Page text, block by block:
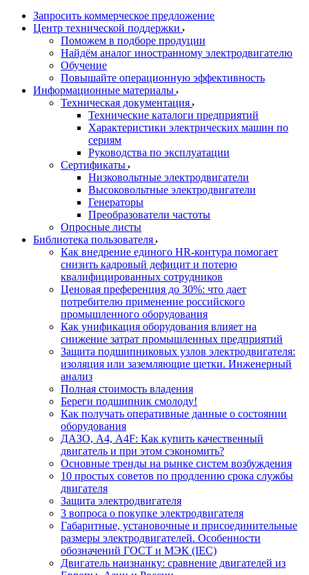
Запросить коммерческое предложение
Центр технической поддержки
Поможем в подборе продуции
Найдём аналог иностранному электродвигателю
Обучение
Повышайте операционную эффективность
Информационные материалы
Техническая документация
Технические каталоги предприятий
Характеристики электрических машин по
сериям
Руководства по эксплуатации
Сертификаты
Низковольтные электродвигатели
Высоковольтные электродвигатели
Генераторы
Преобразователи частоты
Опросные листы
Библиотека пользователя
Как внедрение единого HR-контура помогает
снизить кадровый дефицит и потерю
квалифицированных сотрудников
Ценовая преференция до 30%: что дает
потребителю применение российского
промышленного оборудования
Как унификация оборудования влияет на
снижение затрат промышленных предприятий
Защита подшипниковых узлов электродвигателя:
изоляция или заземляющие щетки. Инженерный
анализ
Полная стоимость владения
Береги подшипник смолоду!
Как получать оперативные данные о состоянии
оборудования
ДАЗО, А4, А4F: Как купить качественный
двигатель и при этом сэкономить?
Основные тренды на рынке систем возбуждения
10 простых советов по продлению срока службы
двигателя
Защита электродвигателя
3 вопроса о покупке электродвигателя
Габаритные, установочные и присоединительные
размеры электродвигателей. Особенности
обозначений ГОСТ и МЭК (IEC)
Двигатель наизнанку: сравнение двигателей из